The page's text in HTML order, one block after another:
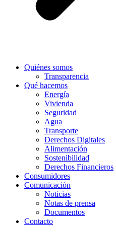
Quiénes somos
Transparencia
Qué hacemos
Energía
Vivienda
Seguridad
Agua
Transporte
Derechos Digitales
Alimentación
Sostenibilidad
Derechos Financieros
Consumidores
Comunicación
Noticias
Notas de prensa
Documentos
Contacto